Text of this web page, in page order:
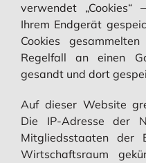
verwendet
Ihrem Endgerät
Cookies
Regelfall an einen
gesandt und dort
Auf dieser Website
Die IP-Adresse der
Mitgliedsstaaten der
Wirtschaftsraum